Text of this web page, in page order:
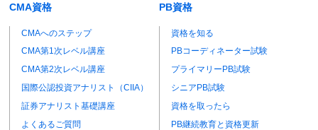
CMA資格
CMAへのステップ
CMA第1次レベル講座
CMA第2次レベル講座
国際公認投資アナリスト（CIIA）
証券アナリスト基礎講座
よくあるご質問
PB資格
資格を知る
PBコーディネーター試験
プライマリーPB試験
シニアPB試験
資格を取ったら
PB継続教育と資格更新